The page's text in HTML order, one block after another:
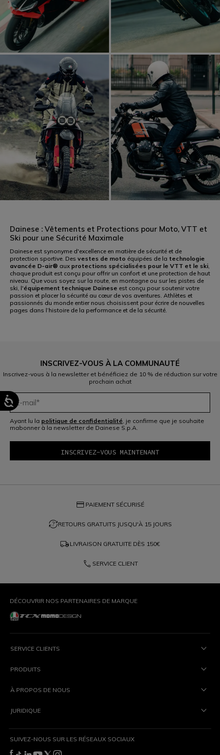
RACING SPORT
TOURING URBAN
Dainese : Vêtements et Protections pour Moto, VTT et
Ski pour une Sécurité Maximale
Dainese est synonyme d'excellence en matière de sécurité et de
protection sportive. Des vestes de moto équipées de la technologie
avancée D-air® aux protections spécialisées pour le VTT et le ski
chaque produit est conçu pour offrir un confort et une protection de haut
niveau. Que vous soyez sur la route, en montagne ou sur les pistes de
ski, l'équipement technique Dainese est conçu pour soutenir votre
passion et placer la sécurité au cœur de vos aventures. Athlètes et
passionnés du monde entier nous choisissent pour écrire de nouvelles
pages dans l’histoire de la performance et de la sécurité.
INSCRIVEZ-VOUS À LA COMMUNAUTÉ
Inscrivez-vous à la newsletter et bénéficiez de 10 % de réduction sur votre
prochain achat
Ayant lu la politique de confidentialité , je confirme que je souhaite
mabonner à la newsletter de Dainese S.p.A.
credit_card PAIEMENT SÉCURISÉ
question_exchangeRETOURS GRATUITS JUSQU'À 15 JOURS
local_shipping LIVRAISON GRATUITE DÈS 150€
phone SERVICE CLIENT
DÉCOUVRIR NOS PARTENAIRES DE MARQUE
SERVICE CLIENTS
PRODUITS
À PROPOS DE NOUS
JURIDIQUE
SUIVEZ-NOUS SUR LES RÉSEAUX SOCIAUX